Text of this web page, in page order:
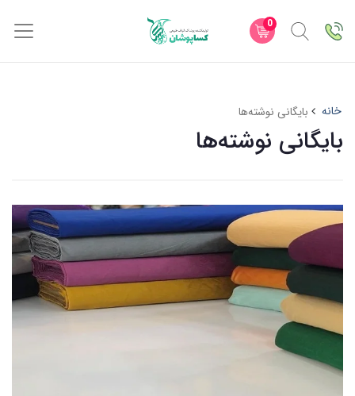
0
خانه بایگانی نوشته‌ها
بایگانی نوشته‌ها